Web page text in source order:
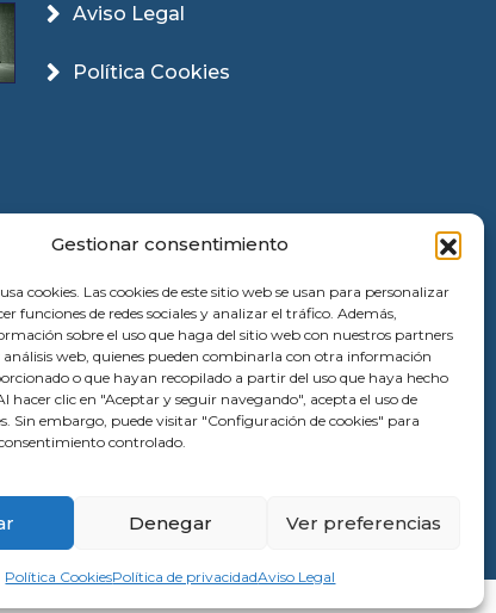
Gestionar consentimiento
cookies. Las cookies de este sitio web se usan para personalizar
funciones de redes sociales y analizar el tráfico. Además,
sobre el uso que haga del sitio web con nuestros partners
análisis web, quienes pueden combinarla con otra información
o que hayan recopilado a partir del uso que haya hecho
hacer clic en "Aceptar y seguir navegando", acepta el uso de
Sin embargo, puede visitar "Configuración de cookies" para
controlado.
Denegar Ver preferencias
Política CookiesPolítica de privacidadAviso Legal
Aviso Legal
Política Cookies